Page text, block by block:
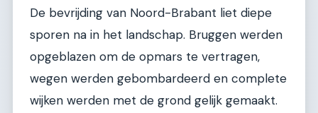
De bevrijding van Noord-Brabant liet diepe
sporen na in het landschap. Bruggen werden
opgeblazen om de opmars te vertragen,
wegen werden gebombardeerd en complete
wijken werden met de grond gelijk gemaakt.